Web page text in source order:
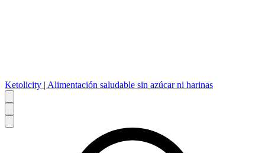
Ketolicity | Alimentación saludable sin azúcar ni harinas